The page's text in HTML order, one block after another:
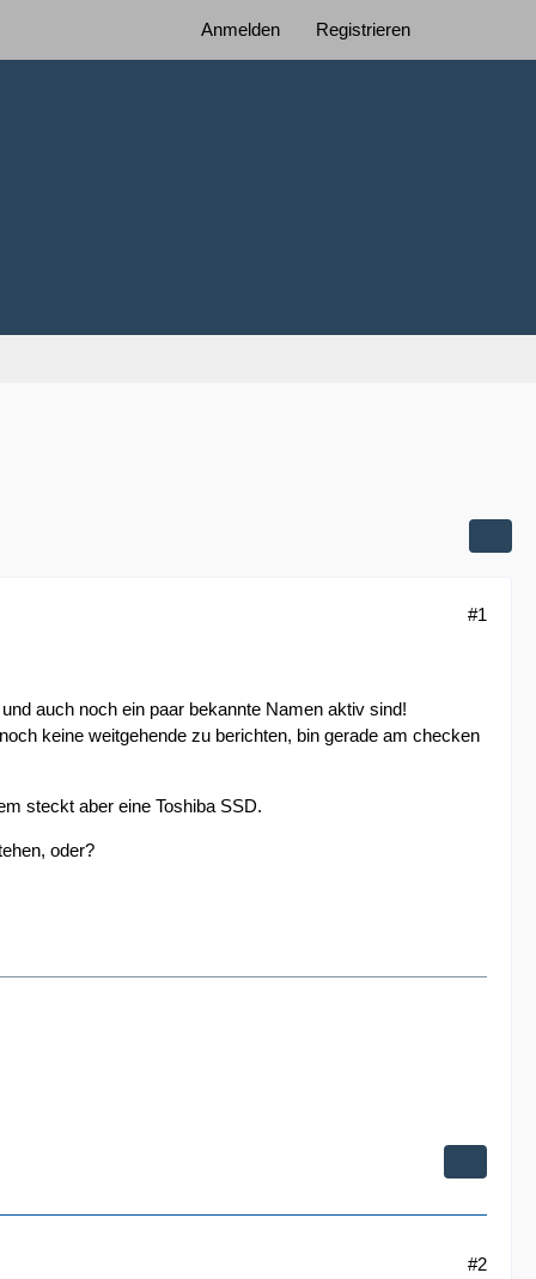
Anmelden Registrieren
#1
auch noch ein paar bekannte Namen aktiv sind!
keine weitgehende zu berichten, bin gerade am checken
steckt aber eine Toshiba SSD.
oder?
#2